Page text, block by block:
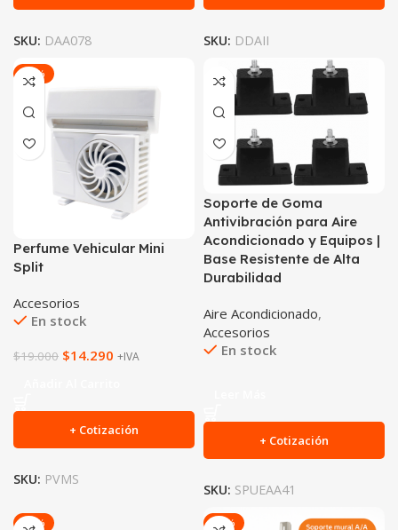
SKU: DAA078 SKU: DDAII
-25%
Perfume Vehicular Mini
Split
Accesorios
En stock
$19.000 $14.290 +IVA
+ Cotización
SKU: PVMS
Soporte de Goma
Antivibración para Aire
Acondicionado y Equipos |
Base Resistente de Alta
Durabilidad
Aire Acondicionado,
Accesorios
En stock
+ Cotización
SKU: SPUEAA41
-23% -16%